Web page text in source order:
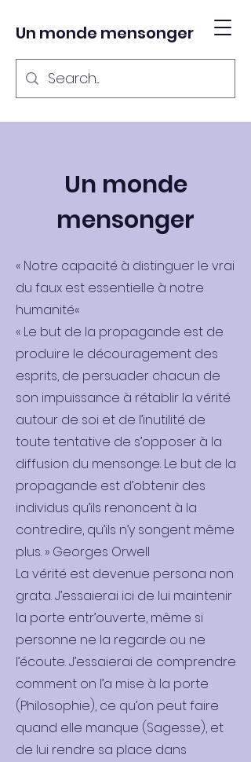
Un monde mensonger
Un monde
mensonger
« Notre capacité à distinguer le vrai
du faux est essentielle à notre
humanité«
« Le but de la propagande est de
produire le découragement des
esprits, de persuader chacun de
son impuissance à rétablir la vérité
autour de soi et de l’inutilité de
toute tentative de s’opposer à la
diffusion du mensonge. Le but de la
propagande est d’obtenir des
individus qu’ils renoncent à la
contredire, qu’ils n’y songent même
plus. » Georges Orwell
La vérité est devenue persona non
grata. J’essaierai ici de lui maintenir
la porte entr’ouverte, même si
personne ne la regarde ou ne
l’écoute. J’essaierai de comprendre
comment on l’a mise à la porte
(Philosophie), ce qu’on peut faire
quand elle manque (Sagesse), et
de lui rendre sa place dans